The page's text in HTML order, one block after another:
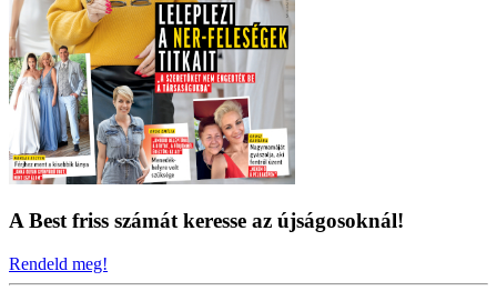
A Best friss számát keresse az újságosoknál!
Rendeld meg!